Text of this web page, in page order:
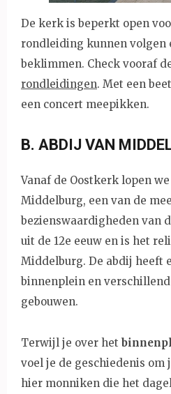
De kerk is beperkt open
rondleiding kunnen volgen
beklimmen. Check vooraf
rondleidingen. Met een
een concert meepikken.
B. ABDIJ VAN
Vanaf de Oostkerk lopen
Middelburg, een van de
bezienswaardigheden van
uit de 12e eeuw en is het
Middelburg. De abdij heeft
binnenplein en
gebouwen.
Terwijl je over het
voel je de geschiedenis om
hier monniken die het